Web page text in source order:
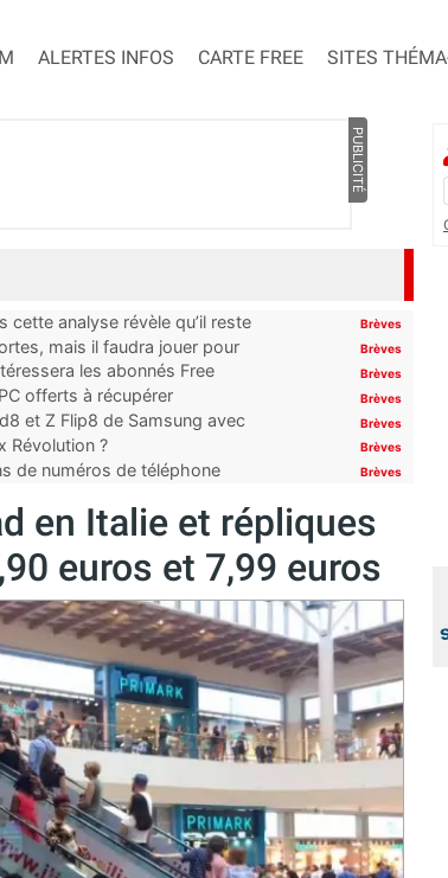
ALERTES INFOS CARTE FREE SITES
PUBLICITÉ
analyse révèle qu’il reste
Brèves
mais il faudra jouer pour
Brèves
les abonnés Free
Brèves
offerts à récupérer Brèves
et Z Flip8 de Samsung avec
Brèves
Révolution ? Brèves
de numéros de téléphone
Brèves
en Italie et répliques
euros et 7,99 euros